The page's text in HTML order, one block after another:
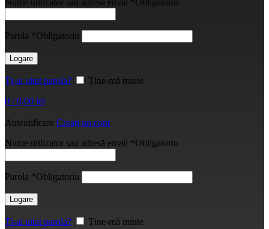
Nume utilizator sau adresă email *Obligatoriu
Parola *Obligatoriu
Logare
Ți-ai uitat parola?
Ține-mă minte
0 / 0,00 lei
Autentificare Creați un cont
Nume utilizator sau adresă email *Obligatoriu
Parola *Obligatoriu
Logare
Ți-ai uitat parola?
Ține-mă minte